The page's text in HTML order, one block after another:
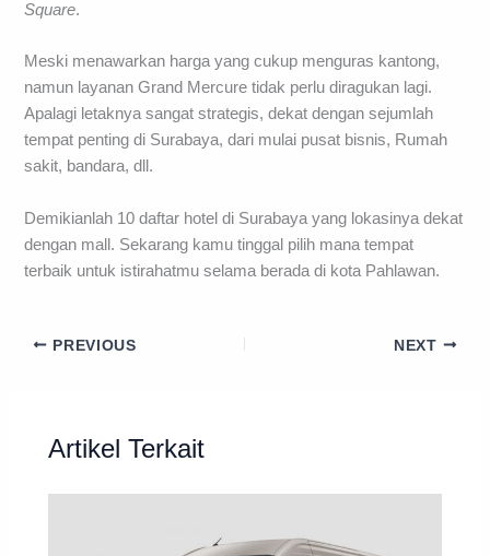
Square.
Meski menawarkan harga yang cukup menguras kantong,
namun layanan Grand Mercure tidak perlu diragukan lagi.
Apalagi letaknya sangat strategis, dekat dengan sejumlah
tempat penting di Surabaya, dari mulai pusat bisnis, Rumah
sakit, bandara, dll.
Demikianlah 10 daftar hotel di Surabaya yang lokasinya dekat
dengan mall. Sekarang kamu tinggal pilih mana tempat
terbaik untuk istirahatmu selama berada di kota Pahlawan.
PREVIOUS NEXT
Artikel Terkait